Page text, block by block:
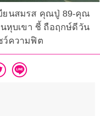
ยนสมรส คุณปู่ 89-คุณ
หุบเขา ชี้ ถือฤกษ์ดีวัน
ว์ความฟิต